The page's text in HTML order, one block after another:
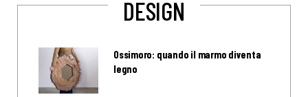
DESIGN
Ossimoro: quando il marmo diventa
legno